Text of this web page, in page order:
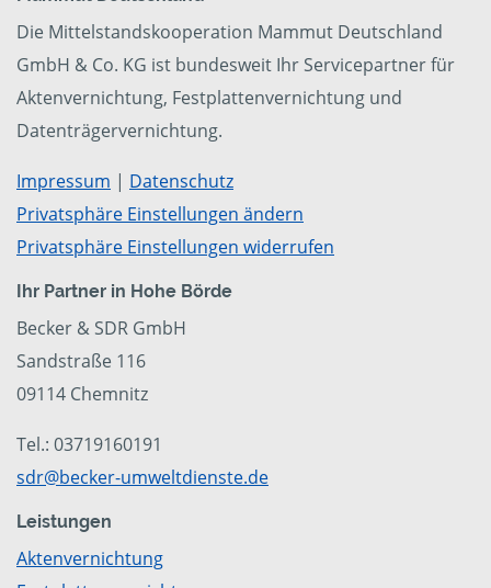
Die Mittelstandskooperation Mammut Deutschland
GmbH & Co. KG ist bundesweit Ihr Servicepartner für
Aktenvernichtung, Festplattenvernichtung und
Datenträgervernichtung.
Impressum | Datenschutz
Privatsphäre Einstellungen ändern
Privatsphäre Einstellungen widerrufen
Ihr Partner in Hohe Börde
Becker & SDR GmbH
Sandstraße 116
09114 Chemnitz
Tel.: 03719160191
sdr@becker-umweltdienste.de
Leistungen
Aktenvernichtung